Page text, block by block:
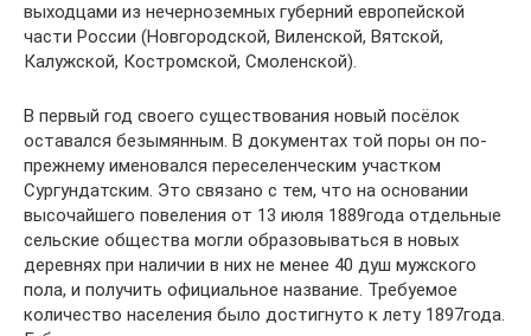
выходцами из нечерноземных губерний европейской
части России (Новгородской, Виленской, Вятской,
Калужской, Костромской, Смоленской).
В первый год своего существования новый посёлок
оставался безымянным. В документах той поры он по-
прежнему именовался переселенческим участком
Сургундатским. Это связано с тем, что на основании
высочайшего повеления от 13 июля 1889года отдельные
сельские общества могли образовываться в новых
деревнях при наличии в них не менее 40 душ мужского
пола, и получить официальное название. Требуемое
количество населения было достигнуто к лету 1897года.